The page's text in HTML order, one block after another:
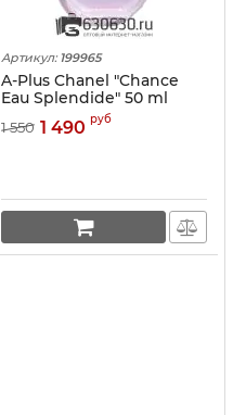
Артикул: 199965
A-Plus Chanel "Chance
Eau Splendide" 50 ml
1 550 1 490 руб